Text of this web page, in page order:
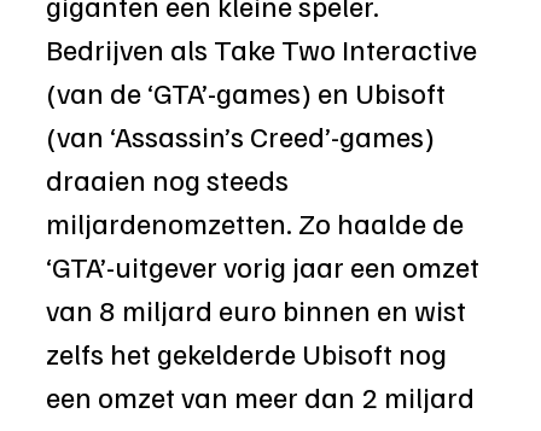
Bedrijven als Take Two Interactive
(van de ‘GTA’-games) en Ubisoft
(van ‘Assassin’s Creed’-games)
draaien nog steeds
miljardenomzetten. Zo haalde de
‘GTA’-uitgever vorig jaar een omzet
van 8 miljard euro binnen en wist
zelfs het gekelderde Ubisoft nog
een omzet van meer dan 2 miljard